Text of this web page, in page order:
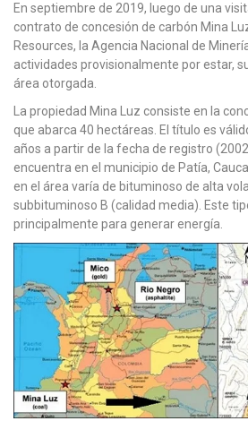
En septiembre de 2019, luego de una
contrato de concesión de carbón Mina
Resources, la Agencia Nacional de
actividades provisionalmente por estar,
área otorgada.
La propiedad Mina Luz consiste en la
que abarca 40 hectáreas. El título es
años a partir de la fecha de registro
encuentra en el municipio de Patía,
en el área varía de bituminoso de alta
subbituminoso B (calidad media). Este
principalmente para generar energía.